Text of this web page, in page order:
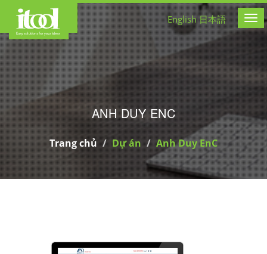
CÔNG TY THIẾT KẾ
English 日本語
ANH DUY ENC
Trang chủ Dự án Anh Duy EnC